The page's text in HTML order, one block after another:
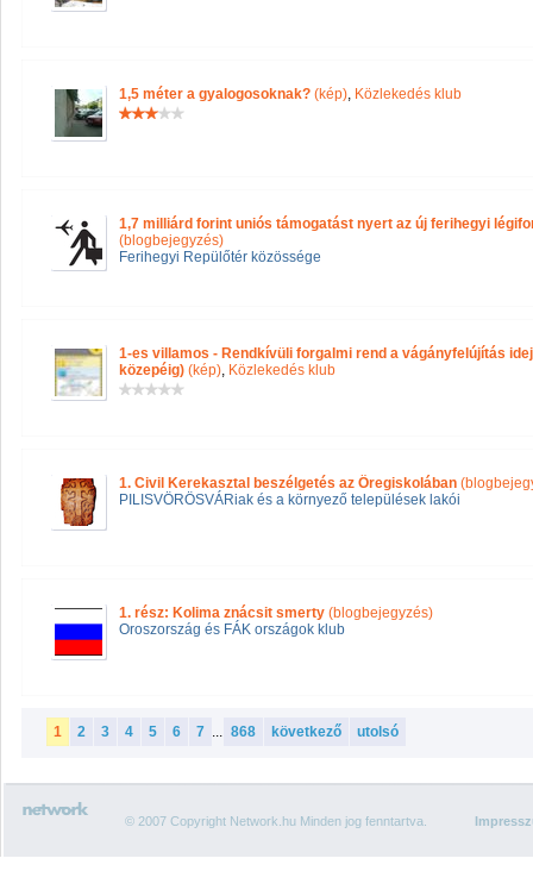
1,5 méter a gyalogosoknak? (kép), Közlekedés klub
1,7 milliárd forint uniós támogatást nyert az új ferihegyi
(blogbejegyzés)
Ferihegyi Repülőtér közössége
1-es villamos - Rendkívüli forgalmi rend a vágányfelújítás
közepéig) (kép), Közlekedés klub
1. Civil Kerekasztal beszélgetés az Öregiskolában
PILISVÖRÖSVÁRiak és a környező települések lakói
1. rész: Kolima znácsit smerty (blogbejegyzés)
Oroszország és FÁK országok klub
1 2 3 4 5 6 7 ... 868 következő utolsó
© 2007 Copyright Network.hu Minden jog fenntartva.